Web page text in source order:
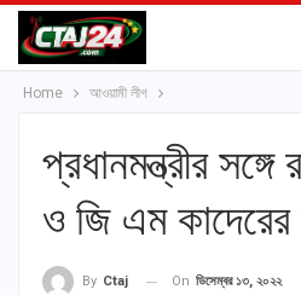
Home আওয়ামী লীগ
প্রধানমন্ত্রীর
ও জি এম কাদেরের
By Ctaj On ডিসেম্বর ১৩, ২০২২